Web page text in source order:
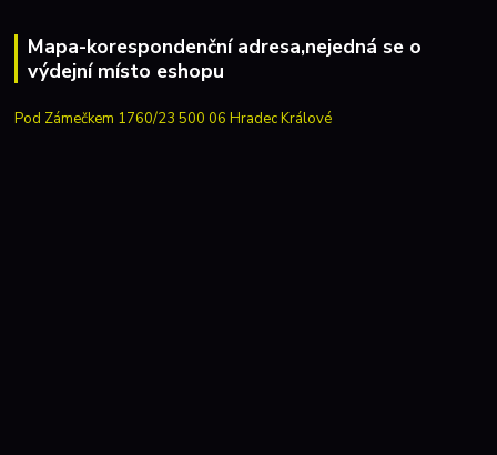
Mapa-korespondenční adresa,nejedná se o
výdejní místo eshopu
Pod Zámečkem 1760/23 500 06 Hradec Králové